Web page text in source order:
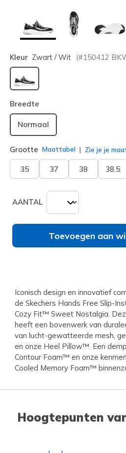
Kleur Zwart / Wit (#150412
geselecteerd
Breedte
Normaal
Grootte Maattabel Zie je je
35 37 38 38.5
AANTAL
Toevoegen aan
Iconisch design en innovatief
de Skechers Hands Free Slip-
Cozy Fit™ Sweet Nostalgia.
heeft een bovenwerk van
van lucht-gewatteerde mesh,
en onze Heel Pillow™. Een
Contour Foam™ en onze
Cooled Memory Foam™
Hoogtepunten